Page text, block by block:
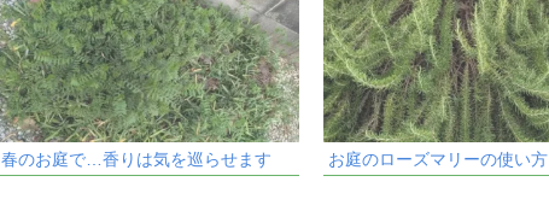
春のお庭で…香りは気を巡らせます お庭のローズマリーの使い方